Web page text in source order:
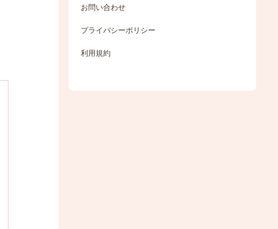
お問い合わせ
プライバシーポリシー
利用規約